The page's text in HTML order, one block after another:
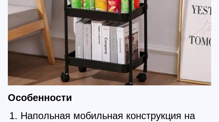
Особенности
Напольная мобильная конструкция на